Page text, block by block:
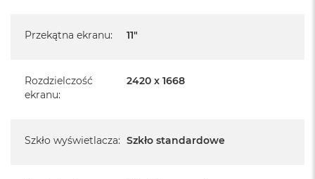
Przekątna ekranu: 11"
Rozdzielczość
ekranu:
2420 x 1668
Szkło wyświetlacza: Szkło standardowe